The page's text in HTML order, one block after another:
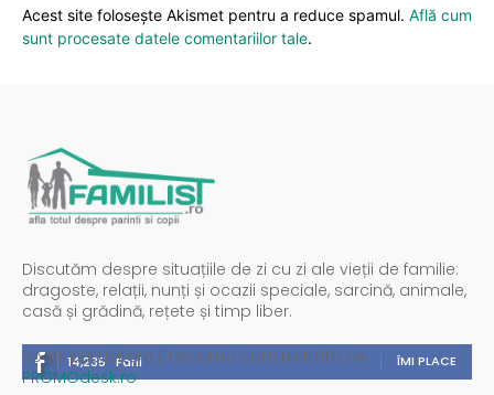
Acest site folosește Akismet pentru a reduce spamul. Află cum
sunt procesate datele comentariilor tale.
Discutăm despre situațiile de zi cu zi ale vieții de familie:
dragoste, relații, nunți și ocazii speciale, sarcină, animale,
casă și grădină, rețete și timp liber.
14,235 Fani ÎMI PLACE
Spații publicitare / reclamă administrată de
PROMOdesk.ro